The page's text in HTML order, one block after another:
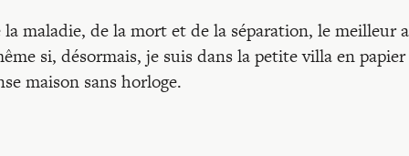
la maladie, de la mort et de la séparation, le meilleur
si, désormais, je suis dans la petite villa en
maison sans horloge.